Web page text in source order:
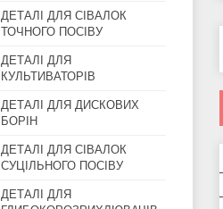
ДЕТАЛІ ДЛЯ СІВАЛОК
ТОЧНОГО ПОСІВУ
ДЕТАЛІ ДЛЯ
КУЛЬТИВАТОРІВ
ДЕТАЛІ ДЛЯ ДИСКОВИХ
БОРІН
ДЕТАЛІ ДЛЯ СІВАЛОК
СУЦІЛЬНОГО ПОСІВУ
ДЕТАЛІ ДЛЯ